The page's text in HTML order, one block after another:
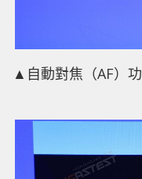
▲自動對焦（AF）